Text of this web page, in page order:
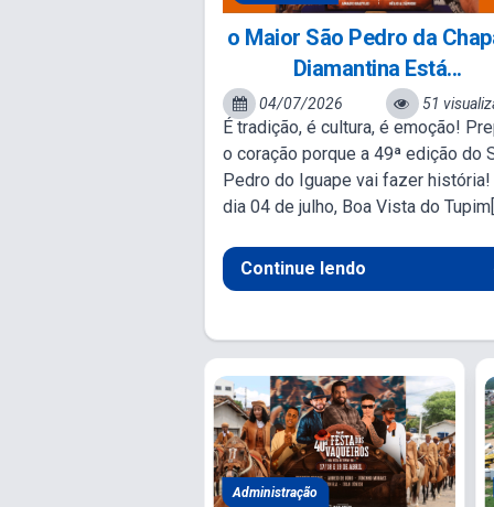
o Maior São Pedro da
Diamantina Está...
04/07/2026 51
É tradição, é cultura, é emoção!
o coração porque a 49ª edição do
Pedro do Iguape vai fazer história!
dia 04 de julho, Boa Vista do
Continue lendo
Mais Notícias da Prefeitura de Boa
Administração